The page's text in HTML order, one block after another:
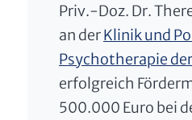
Priv.-Doz. Dr.
an derKlinik und
Psychotherapie
erfolgreich
500.000 Euro bei